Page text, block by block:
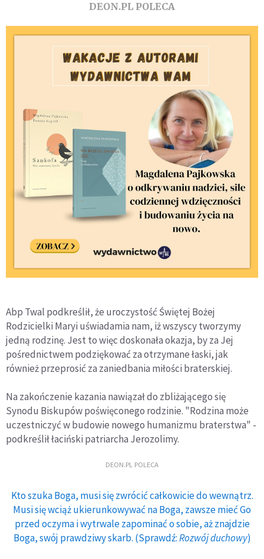
DEON.PL POLECA
Abp Twal podkreślił, że uroczystość Świętej Bożej
Rodzicielki Maryi uświadamia nam, iż wszyscy tworzymy
jedną rodzinę. Jest to więc doskonała okazja, by za Jej
pośrednictwem podziękować za otrzymane łaski, jak
również przeprosić za zaniedbania miłości braterskiej.
Na zakończenie kazania nawiązał do zbliżającego się
Synodu Biskupów poświęconego rodzinie. "Rodzina może
uczestniczyć w budowie nowego humanizmu braterstwa" -
podkreślił łaciński patriarcha Jerozolimy.
DEON.PL POLECA
Kto szuka Boga, musi się zwrócić całkowicie do wewnątrz.
Musi się wciąż ukierunkowywać na Boga, zawsze mieć Go
przed oczyma i wytrwale zapominać o sobie, aż znajdzie
Boga, swój prawdziwy skarb. (Sprawdź:Rozwój duchowy)